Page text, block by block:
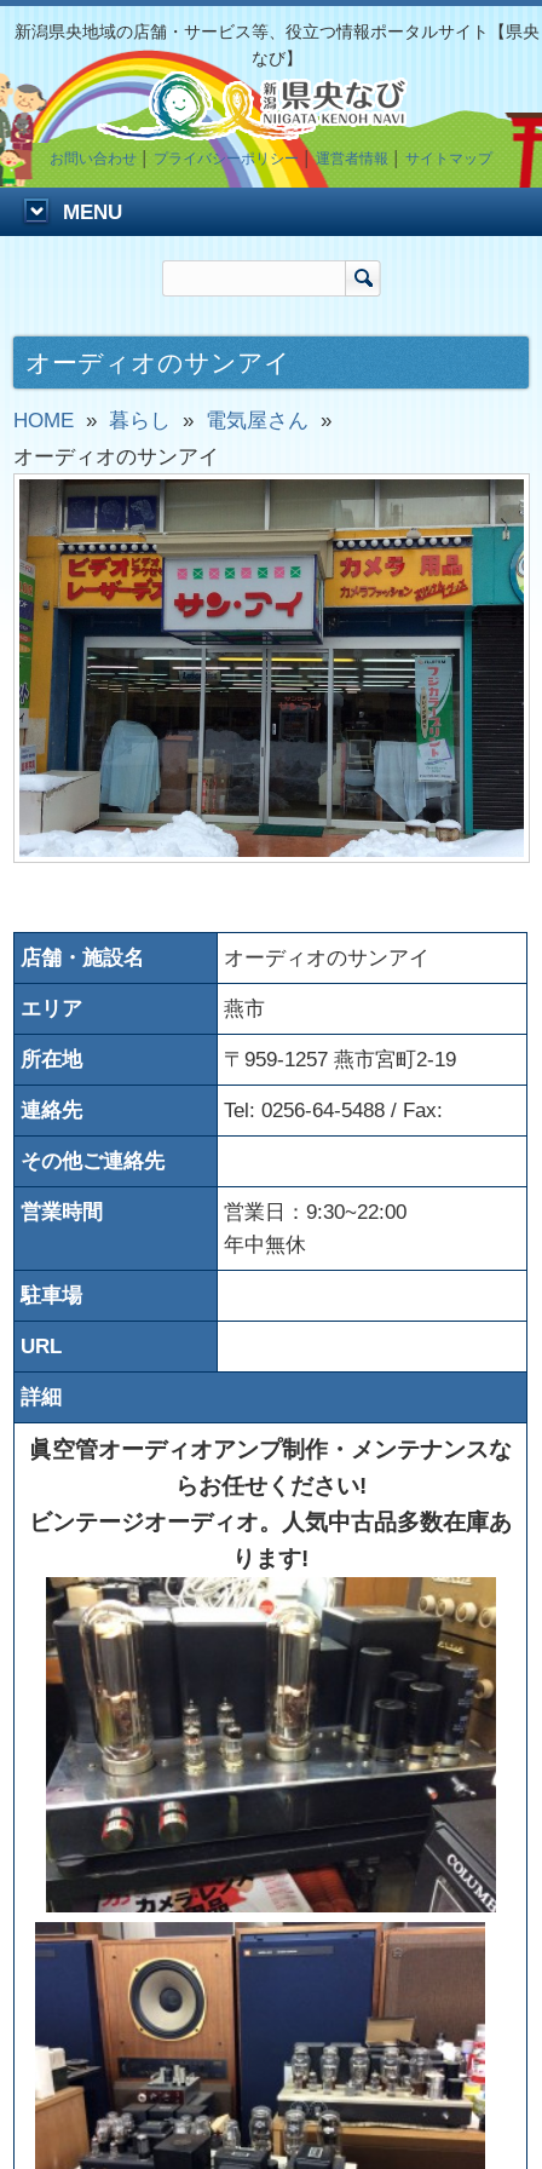
新潟県央地域の店舗・サービス等、役立つ情報ポータルサイト【県央
なび】
お問い合わせ プライバシーポリシー │運営者情報 サイトマップ
MENU
オーディオのサンアイ
HOME »暮らし » 電気屋さん »
オーディオのサンアイ
店舗・施設名 オーディオのサンアイ
エリア 燕市
所在地 〒959-1257 燕市宮町2-19
連絡先 Tel: 0256-64-5488 / Fax:
その他ご連絡先
営業時間
営業日：9:30~22:00
年中無休
駐車場
URL
詳細
眞空管オーディオアンプ制作・メンテナンスな
らお任せください!
ビンテージオーディオ。人気中古品多数在庫あ
ります!